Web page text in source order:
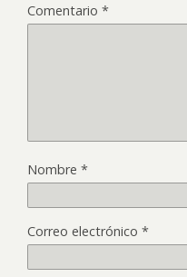
Comentario *
Nombre *
Correo electrónico *